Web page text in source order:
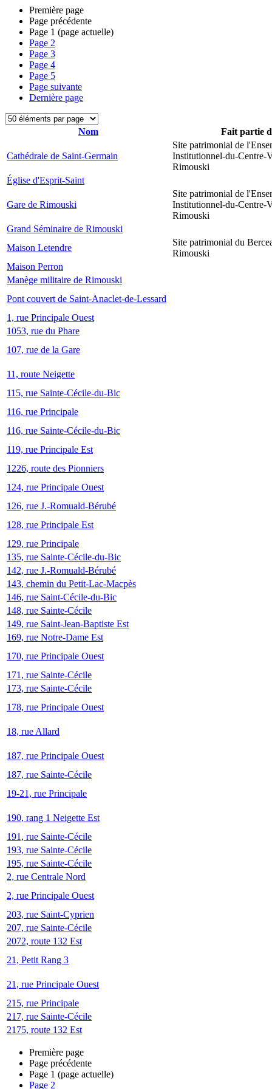
Première page
Page précédente
Page 1 (page actuelle)
Page 2
Page 3
Page 4
Page 5
Page suivante
Dernière page
Nom Fait partie
Cathédrale de Saint-Germain
Site patrimonial de
Institutionnel-du-Centre-
Rimouski
Église d'Esprit-Saint
Gare de Rimouski
Site patrimonial de
Institutionnel-du-Centre-
Rimouski
Grand Séminaire de Rimouski
Maison Letendre
Site patrimonial du
Rimouski
Maison Perron
Manège militaire de Rimouski
Pont couvert de Saint-Anaclet-de-Lessard
1, rue Principale Ouest
1053, rue du Phare
107, rue de la Gare
11, route Neigette
115, rue Sainte-Cécile-du-Bic
116, rue Principale
116, rue Sainte-Cécile-du-Bic
119, rue Principale Est
1226, route des Pionniers
124, rue Principale Ouest
126, rue J.-Romuald-Bérubé
128, rue Principale Est
129, rue Principale
135, rue Sainte-Cécile-du-Bic
142, rue J.-Romuald-Bérubé
143, chemin du Petit-Lac-Macpès
146, rue Saint-Cécile-du-Bic
148, rue Sainte-Cécile
149, rue Saint-Jean-Baptiste Est
169, rue Notre-Dame Est
170, rue Principale Ouest
171, rue Sainte-Cécile
173, rue Sainte-Cécile
178, rue Principale Ouest
18, rue Allard
187, rue Principale Ouest
187, rue Sainte-Cécile
19-21, rue Principale
190, rang 1 Neigette Est
191, rue Sainte-Cécile
193, rue Sainte-Cécile
195, rue Sainte-Cécile
2, rue Centrale Nord
2, rue Principale Ouest
203, rue Saint-Cyprien
207, rue Sainte-Cécile
2072, route 132 Est
21, Petit Rang 3
21, rue Principale Ouest
215, rue Principale
217, rue Sainte-Cécile
2175, route 132 Est
Première page
Page précédente
Page 1 (page actuelle)
Page 2